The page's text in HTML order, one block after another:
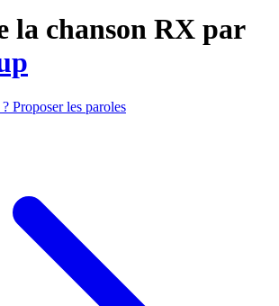
la chanson RX par
Proposer les paroles